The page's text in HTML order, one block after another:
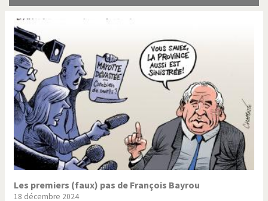
Chère énergie!
Cybermonde
Du printemps arabe à
l'hiver
Election présidentielle US Guerre en Syrie
Hopp Deutschland Israël - Palestine
L'Amérique et les armes L'Iran tremble
La Chine et nous
La Corée du Nord: guerre ou
paix?
Les premiers (faux) pas de François Bayrou
18 décembre 2024